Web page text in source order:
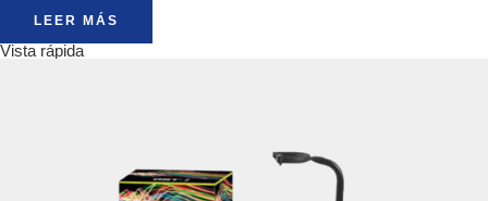
LEER MÁS
Vista rápida